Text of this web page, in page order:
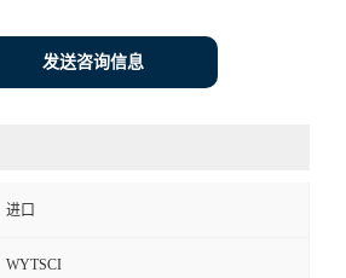
发送咨询信息
进口
WYTSCI